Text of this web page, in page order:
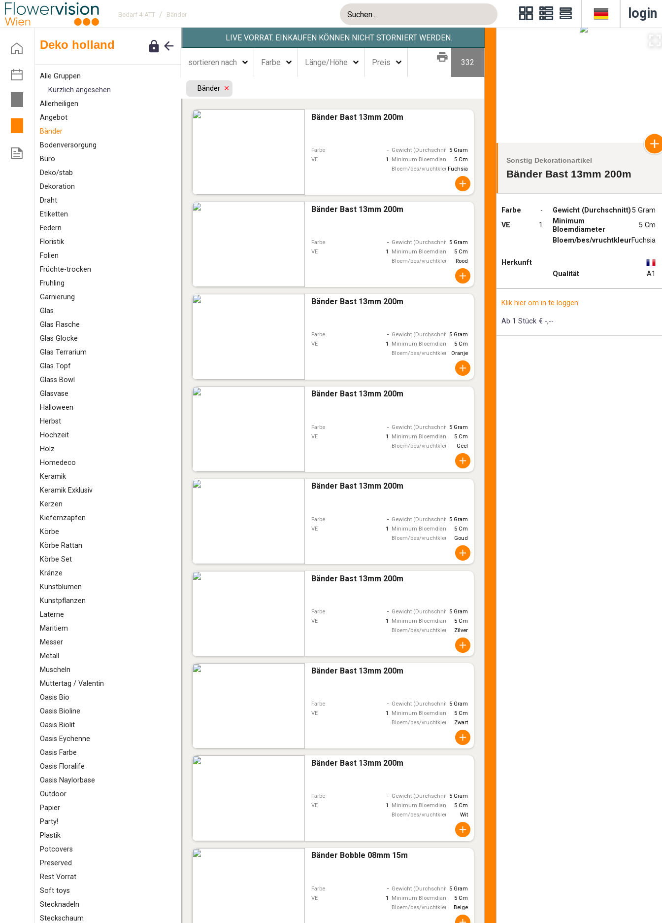
Bedarf 4-ATT / Bänder login
deko holland
Alle Gruppen
Kürzlich angesehen
A llerheiligen
Angebot
Bänder
Bodenversorgung
Büro
Deko/stab
Dekoration
Draht
Etiketten
Federn
Floristik
Folien
Früchte-trocken
Fruhling
Garnierung
Glas
Glas Flasche
Glas Glocke
Glas Terrarium
Glas Topf
Glass Bowl
Glasvase
Halloween
Herbst
Hochzeit
Holz
Homedeco
Keramik
Keramik Exklusiv
Kerzen
Kiefernzapfen
Körbe
Körbe Rattan
Körbe Set
Kränze
Kunstblumen
Kunstpflanzen
Laterne
Maritiem
Messer
Metall
Muscheln
Muttertag / Valentin
Oasis Bio
Oasis Bioline
Oasis Biolit
Oasis Eychenne
Oasis Farbe
Oasis Floralife
Oasis Naylorbase
Outdoor
Papier
Party!
Plastik
Potcovers
Preserved
Rest Vorrat
Soft toys
Stecknadeln
Steckschaum
Sonstig Dekorationartikel
Bänder Bast 13mm 200m
Farbe - Gewicht (Durchschnitt)5 Gram
VE
1
Minimum
Bloemdiameter
5 Cm
Bloem/bes/vruchtkleurFuchsia
Herkunft
Qualität
A1
Klik hier om in te loggen
Ab 1 Stück € -,--
LIVE VORRAT. EINKAUFEN KÖNNEN NICHT STORNIERT WERDEN.
sortieren nach Farbe Länge/Höhe Preis 332
Bänder
Bänder Bast 13mm 200m
Farbe - Gewicht (Durchschnitt)5 Gram
VE
1 Minimum Bloemdiameter5 Cm
Bloem/bes/vruchtkleurFuchsia
Bänder Bast 13mm 200m
Farbe - Gewicht (Durchschnitt)5 Gram
VE
1 Minimum Bloemdiameter5 Cm
Bloem/bes/vruchtkleur
Rood
Bänder Bast 13mm 200m
Farbe - Gewicht (Durchschnitt)5 Gram
VE
1 Minimum Bloemdiameter5 Cm
Bloem/bes/vruchtkleur
Oranje
Bänder Bast 13mm 200m
Farbe - Gewicht (Durchschnitt)5 Gram
VE
1 Minimum Bloemdiameter5 Cm
Bloem/bes/vruchtkleur
Geel
Bänder Bast 13mm 200m
Farbe - Gewicht (Durchschnitt)5 Gram
VE
1 Minimum Bloemdiameter5 Cm
Bloem/bes/vruchtkleur
Goud
Bänder Bast 13mm 200m
Farbe - Gewicht (Durchschnitt)5 Gram
VE
1 Minimum Bloemdiameter5 Cm
Bloem/bes/vruchtkleur
Zilver
Bänder Bast 13mm 200m
Farbe - Gewicht (Durchschnitt)5 Gram
VE
1 Minimum Bloemdiameter5 Cm
Bloem/bes/vruchtkleur
Zwart
Bänder Bast 13mm 200m
Farbe - Gewicht (Durchschnitt)5 Gram
VE
1 Minimum Bloemdiameter5 Cm
Bloem/bes/vruchtkleur
Wit
Bänder Bobble 08mm 15m
Farbe - Gewicht (Durchschnitt)5 Gram
VE
1 Minimum Bloemdiameter5 Cm
Bloem/bes/vruchtkleur
Beige